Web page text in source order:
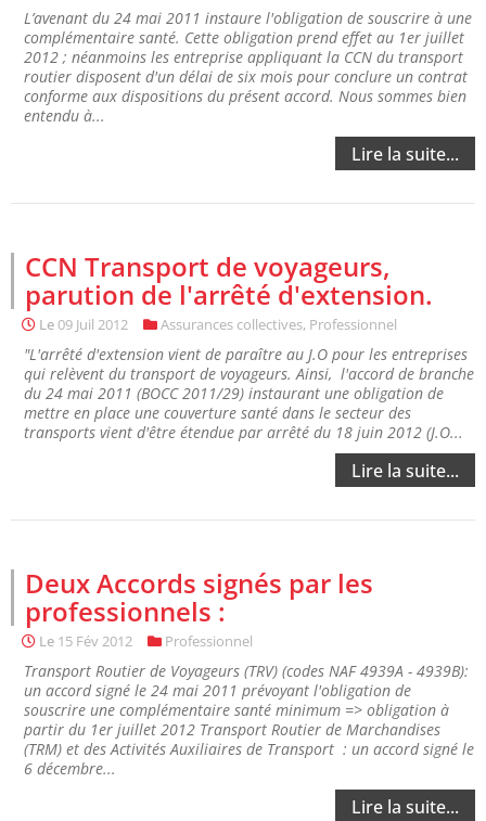
L’avenant du 24 mai 2011 instaure l'obligation de souscrire à une
complémentaire santé. Cette obligation prend effet au 1er juillet
2012 ; néanmoins les entreprise appliquant la CCN du transport
routier disposent d'un délai de six mois pour conclure un contrat
conforme aux dispositions du présent accord. Nous sommes bien
entendu à...
Lire la suite...
CCN Transport de voyageurs,
parution de l'arrêté d'extension.
Le09 Juil 2012 Assurances collectives, Professionnel
"L'arrêté d'extension vient de paraître au J.O pour les entreprises
qui relèvent du transport de voyageurs. Ainsi, l'accord de branche
du 24 mai 2011 (BOCC 2011/29) instaurant une obligation de
mettre en place une couverture santé dans le secteur des
transports vient d'être étendue par arrêté du 18 juin 2012 (J.O...
Lire la suite...
Deux Accords signés par les
professionnels :
Le 15 Fév 2012 Professionnel
Transport Routier de Voyageurs (TRV) (codes NAF 4939A - 4939B):
un accord signé le 24 mai 2011 prévoyant l'obligation de
souscrire une complémentaire santé minimum => obligation à
partir du 1er juillet 2012 Transport Routier de Marchandises
(TRM) et des Activités Auxiliaires de Transport : un accord signé le
6 décembre...
Lire la suite...